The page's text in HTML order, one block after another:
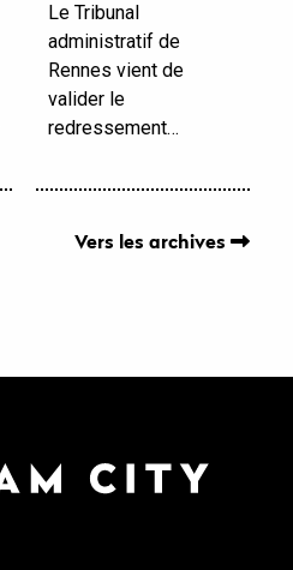
Le Tribunal
administratif de
Rennes vient de
valider le
redressement…
Vers les archives